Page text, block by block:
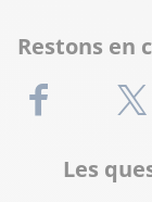
Restons en
Facebook X
Les